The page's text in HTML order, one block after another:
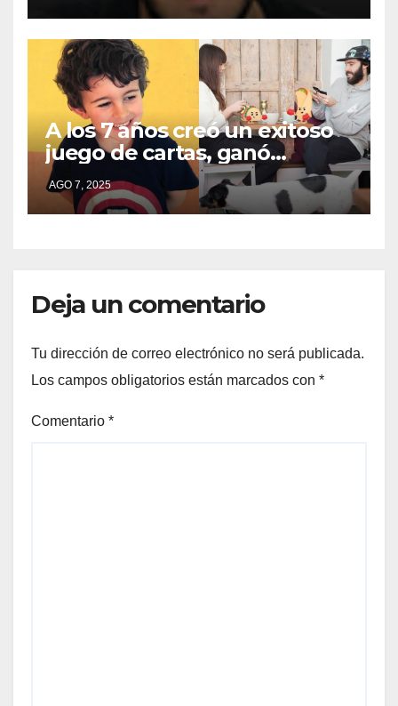
Buenos Aires
A los 7 años creó un exitoso
juego de cartas, ganó
millones y ahora vendió la
idea para cumplir su sueño
AGO 7, 2025
Deja un comentario
Tu dirección de correo electrónico no será publicada.
Los campos obligatorios están marcados con *
Comentario *